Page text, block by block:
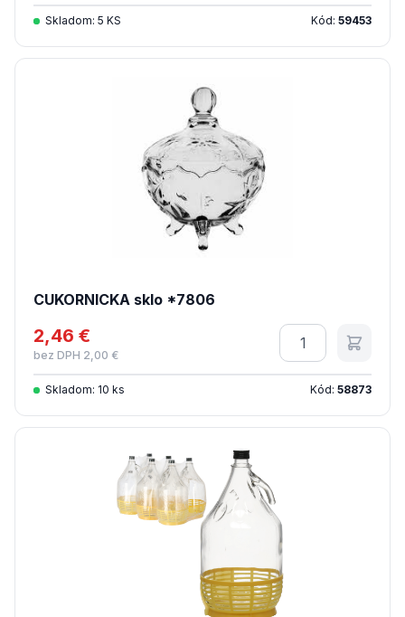
Skladom: 5 KS Kód: 59453
CUKORNICKA sklo *7806
2,46 €
bez DPH 2,00 €
Množstvo
Skladom: 10 ks Kód: 58873